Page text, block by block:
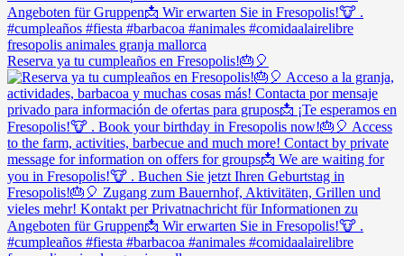
Reserva ya tu cumpleaños en Fresopolis!🎂🎈